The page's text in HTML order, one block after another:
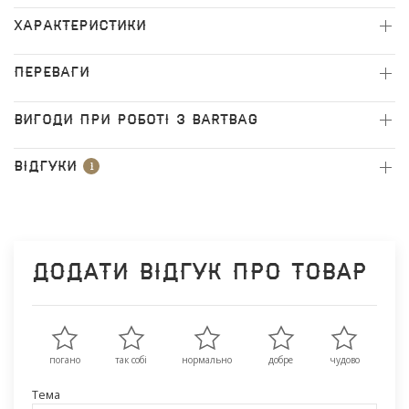
ХАРАКТЕРИСТИКИ
ПЕРЕВАГИ
ВИГОДИ ПРИ РОБОТІ З BARTBAG
Відгуки 1
Додати відгук про товар
погано так собі нормально добре чудово
Тема